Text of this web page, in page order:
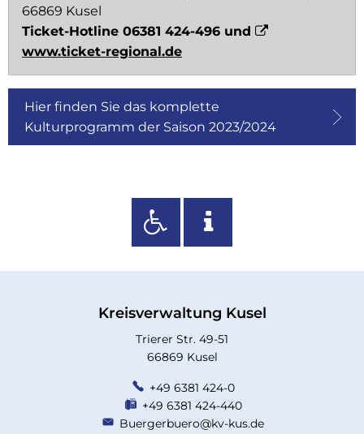
66869 Kusel
Ticket-Hotline 06381 424-496 und
www.ticket-regional.de
Hier finden Sie das komplette
Kulturprogramm der Saison 2023/2024
Kreisverwaltung Kusel
Trierer Str. 49-51
66869 Kusel
+49 6381 424-0
+49 6381 424-440
Buergerbuero@kv-kus.de